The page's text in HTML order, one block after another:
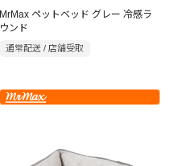
MrMax ペットベッド グレー 冷感ラ
ウンド
通常配送 / 店舗受取